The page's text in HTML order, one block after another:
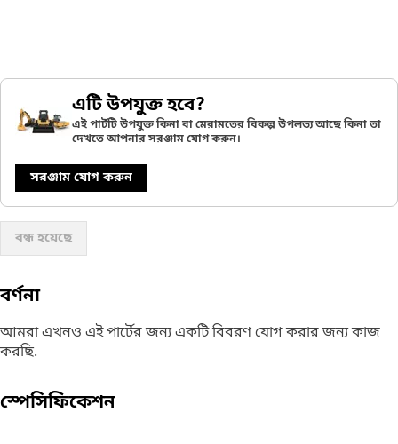
এটি উপযুক্ত হবে?
এই পার্টটি উপযুক্ত কিনা বা মেরামতের বিকল্প উপলভ্য আছে কিনা তা
দেখতে আপনার সরঞ্জাম যোগ করুন।
সরঞ্জাম যোগ করুন
বন্ধ হয়েছে
বর্ণনা
আমরা এখনও এই পার্টের জন্য একটি বিবরণ যোগ করার জন্য কাজ
করছি.
স্পেসিফিকেশন